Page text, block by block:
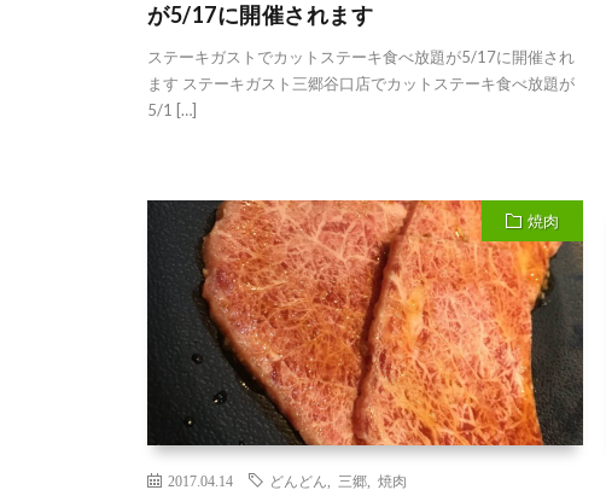
が5/17に開催されます
ステーキガストでカットステーキ食べ放題が5/17に開催され
ます ステーキガスト三郷谷口店でカットステーキ食べ放題が
5/1 […]
焼肉
2017.04.14 どんどん 三郷 焼肉